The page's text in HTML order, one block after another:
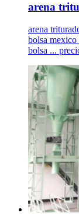
arena
arena
bolsa mexico
bolsa ...